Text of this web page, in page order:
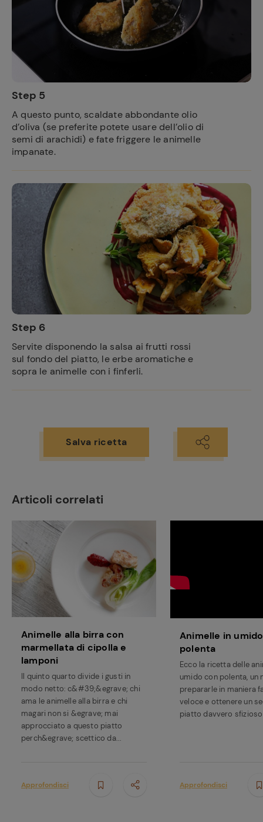
Step 5
A questo punto, scaldate abbondante olio
d’oliva (se preferite potete usare dell’olio di
semi di arachidi) e fate friggere le animelle
impanate.
Step 6
Servite disponendo la salsa ai frutti rossi
sul fondo del piatto, le erbe aromatiche e
sopra le animelle con i finferli.
Salva ricetta
Articoli correlati
Animelle alla birra con
marmellata di cipolla e
lamponi
Il quinto quarto divide i gusti in
modo netto: c&#39;&egrave; chi
ama le animelle alla birra e chi
magari non si &egrave; mai
approcciato a questo piatto
perch&egrave; scettico da...
Approfondisci
Animelle in
polenta
Ecco la ricetta delle
umido con polenta, un
prepararle in maniera
veloce e ottenere un
piatto davvero sfizioso
Approfondisci
Ricette